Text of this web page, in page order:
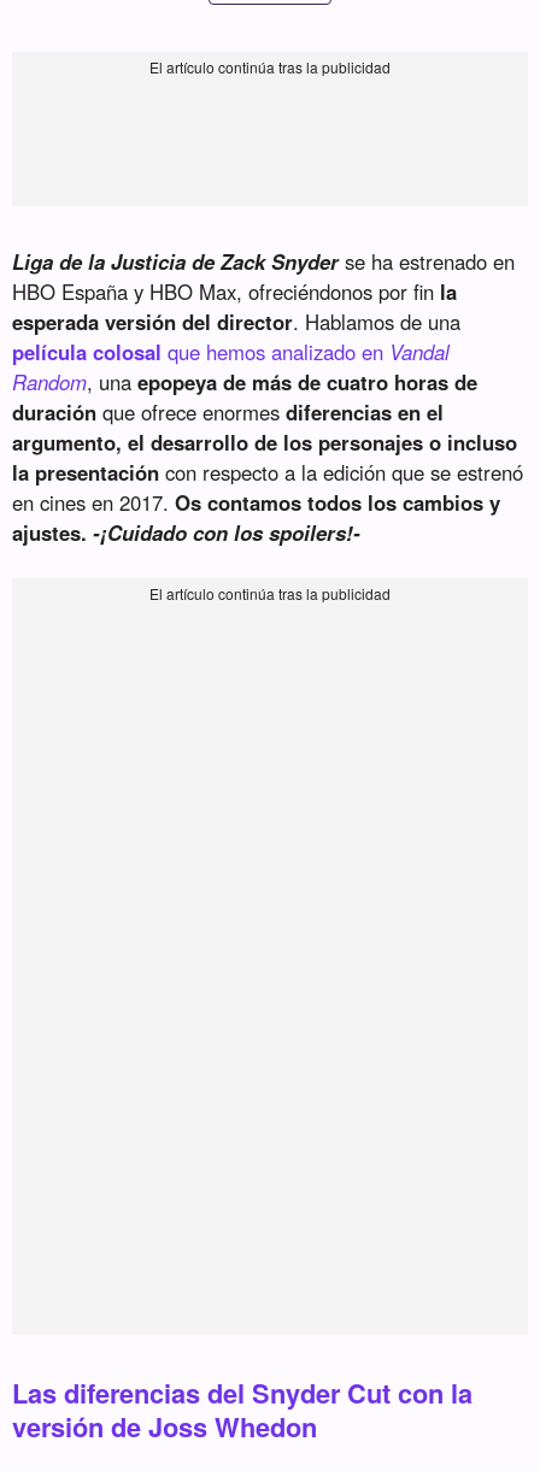
Liga de la Justicia de Zack Snyderse ha estrenado en
HBO España y HBO Max, ofreciéndonos por fin la
esperada versión del director. Hablamos de una
película colosal que hemos analizado en Vandal
Random, unaepopeya de más de cuatro horas de
duración que ofrece enormesdiferencias en el
argumento, el desarrollo de los personajes o incluso
la presentación con respecto a la edición que se estrenó
en cines en 2017.Os contamos todos los cambios y
ajustes. -¡Cuidado con los spoilers!-
Las diferencias del Snyder Cut con la
versión de Joss Whedon